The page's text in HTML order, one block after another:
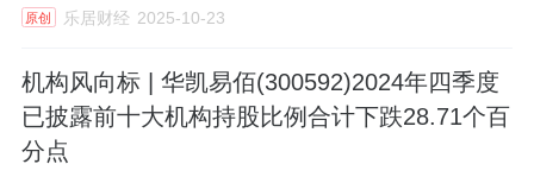
原创 乐居财经 2025-10-23
机构风向标 | 华凯易佰(300592)2024年四季度
已披露前十大机构持股比例合计下跌28.71个百
分点